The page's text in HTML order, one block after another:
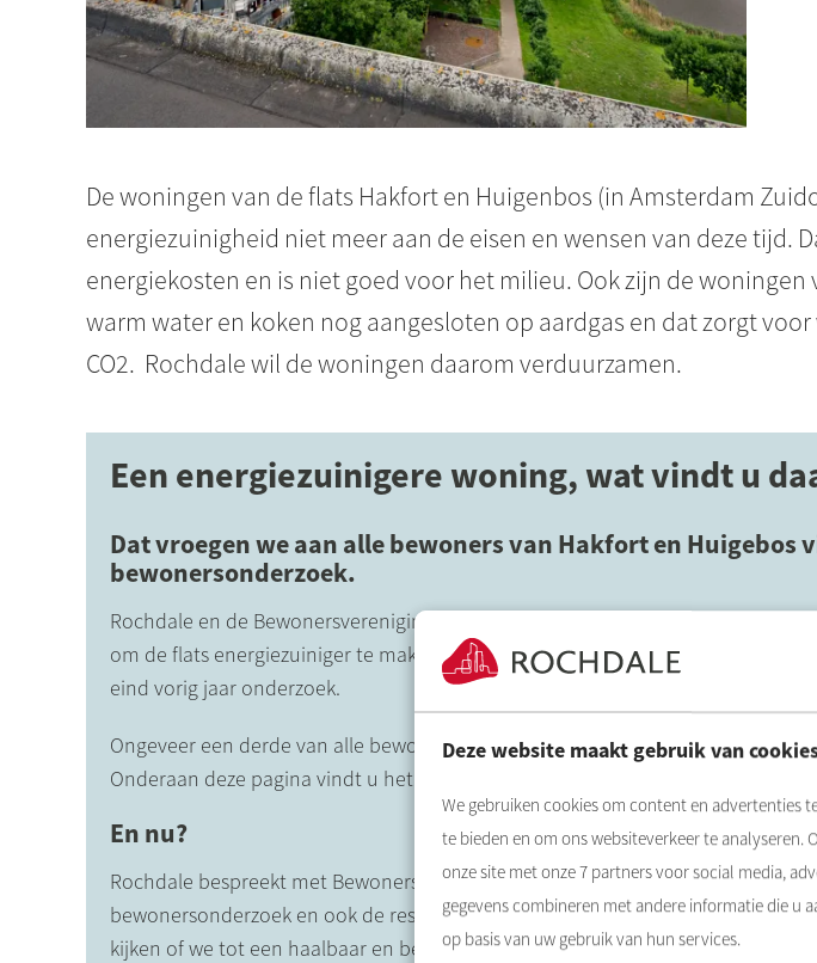
Deze website maakt gebruik van
We gebruiken cookies om content en advertenties
te bieden en om ons websiteverkeer te analyseren.
onze site met onze7 partners voor social media,
gegevens combineren met andere informatie die u
op basis van uw gebruik van hun services.
De woningen van de flats Hakforten Huigenbos (in Amsterdam
energiezuinigheid niet meer aan de eisen en wensen van deze tijd.
energiekosten en is niet goed voor het milieu. Ook zijn de
warm water en koken nog aangesloten op aardgas en dat zorgt
CO2. Rochdalewil de woningen daarom verduurzamen.
Een energiezuinigere woning, wat vindt u
Dat vroegen we aan alle bewoners van Hakforten Huigebos
bewonersonderzoek.
Rochdale en de Bewonersvereniging
om de flats energiezuiniger te maken. Omdat de mening van alle huurders
eind vorig jaar onderzoek.
Ongeveer een derde van alle bewoners (251) deed mee. Alle reacties zijn in een
Onderaan deze pagina vindt u het verslag.
En nu?
Rochdale bespreekt met BewonersverenigingHakfortenHuigenbosde
bewonersonderzoek en ook de resultaten van de technische onderzoeken die
kijken of we tot een haalbaar en betaalbaar plan kunnen komen voor uw flat,